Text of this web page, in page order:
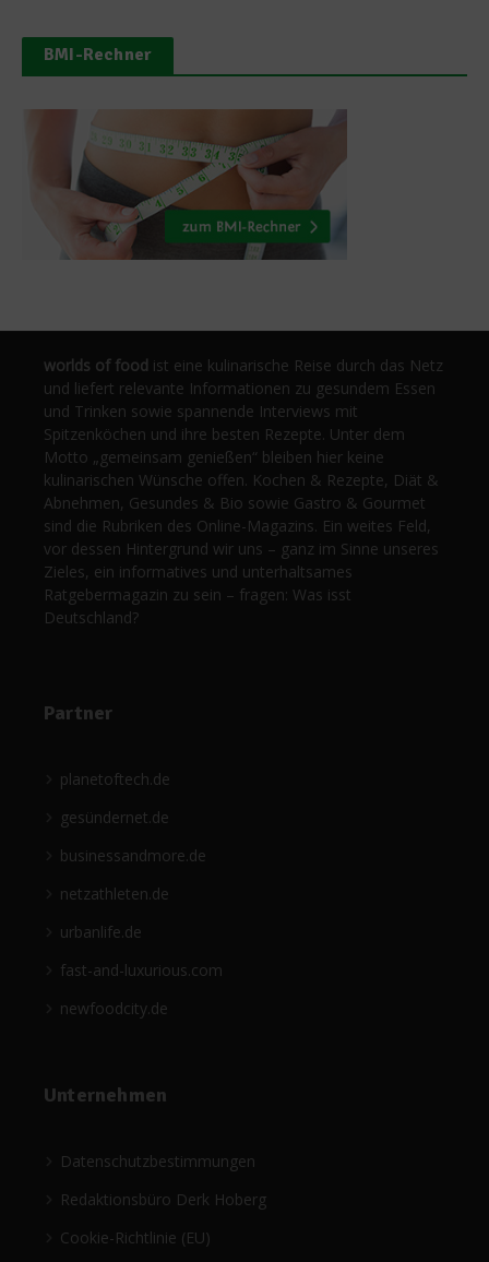
BMI-Rechner
worlds of food ist eine kulinarische Reise durch das Netz
und liefert relevante Informationen zu gesundem Essen
und Trinken sowie spannende Interviews mit
Spitzenköchen und ihre besten Rezepte. Unter dem
Motto „gemeinsam genießen“ bleiben hier keine
kulinarischen Wünsche offen. Kochen & Rezepte, Diät &
Abnehmen, Gesundes & Bio sowie Gastro & Gourmet
sind die Rubriken des Online-Magazins. Ein weites Feld,
vor dessen Hintergrund wir uns – ganz im Sinne unseres
Zieles, ein informatives und unterhaltsames
Ratgebermagazin zu sein – fragen: Was isst
Deutschland?
Partner
planetoftech.de
gesündernet.de
businessandmore.de
netzathleten.de
urbanlife.de
fast-and-luxurious.com
newfoodcity.de
Unternehmen
Datenschutzbestimmungen
Redaktionsbüro Derk Hoberg
Cookie-Richtlinie (EU)